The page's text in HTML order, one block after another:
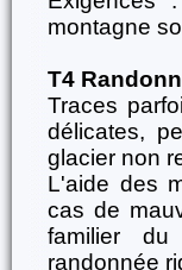
montagne
T4
Traces
délicates,
glacier non
L'aide des
cas de
familier du
randonnée